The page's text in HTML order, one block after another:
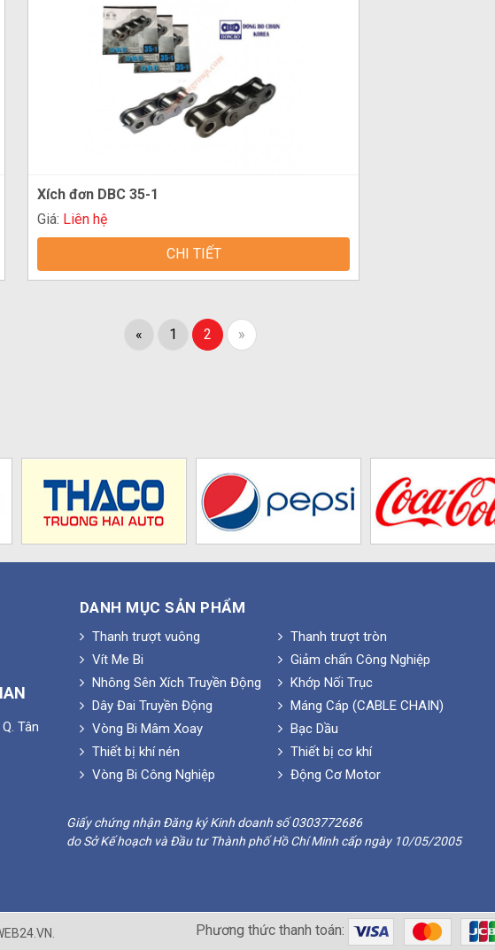
dùng trong sản xuất. Hệ thống xích công nghiệp gồm hai bộ phân cơ bản liên
như dây xích của xe đạp và xe máy. Ở xe đạp, dây xích đóng vai trò liên kết
cho bánh xe quay. Xích tải công nghiệp cũng tương tự như vậy, là thiết bị giúp
nhàng mà không tốn nhiều về nhân công và chi phí. Băng tải xích inox công
thép, nhôm định hình. Gồm các bộ phận nhỏ như: chốt, khớp bích, con lăn,dây
Đĩa xích đảm bảo độ căng cho dây xích, có bánh răng khớp với dây xích.
tắc…
Xích đơn DBC 35-1
Giá: Liên hệ
CHI TIẾT
« 1 2 »
Tân
DANH MỤC SẢN PHẨM
Thanh trượt vuông
Thanh trượt tròn
Vít Me Bi
Giảm chấn Công Nghiệp
Nhông Sên Xích Truyền Động
Khớp Nối Trục
Dây Đai Truyền Động
Máng Cáp (CABLE CHAIN)
Vòng Bi Mâm Xoay
Bạc Dầu
Thiết bị khí nén
Thiết bị cơ khí
Vòng Bi Công Nghiệp
Động Cơ Motor
Giấy chứng nhận Đăng ký Kinh doanh số 0303772686
do Sở Kế hoạch và Đầu tư Thành phố Hồ Chí Minh cấp ngày 10/05/2005
. Phương thức thanh toán: